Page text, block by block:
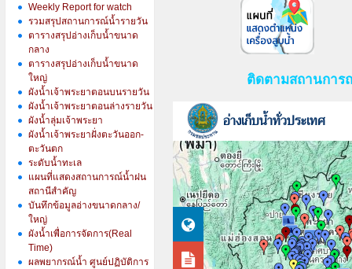
Weekly Report for watch
รวมสรุปสถานการณ์น้ำรายวัน
ตารางสรุปอ่างเก็บน้ำขนาด
กลาง
ตารางสรุปอ่างเก็บน้ำขนาด
ใหญ่
ผังน้ำเจ้าพระยาตอนบนรายวัน
ผังน้ำเจ้าพระยาตอนล่างรายวัน
ผังน้ำลุ่มเจ้าพระยา
ผังน้ำเจ้าพระยาฝั่งตะวันออก-
ตะวันตก
ระดับน้ำทะเล
แผนที่แสดงสถานการณ์น้ำฝน
สถานีสำคัญ
บันทึกข้อมูลอ่างขนาดกลาง/
ใหญ่
ผังน้ำเพื่อการจัดการ(Real
Time)
ผลพยากรณ์น้ำ ศูนย์ปฏิบัติการ
ติดตามสถานการ